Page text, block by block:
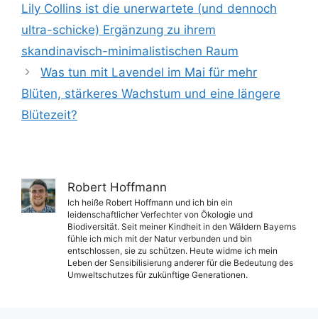
Lily Collins ist die unerwartete (und dennoch
ultra-schicke) Ergänzung zu ihrem
skandinavisch-minimalistischen Raum
Was tun mit Lavendel im Mai für mehr
Blüten, stärkeres Wachstum und eine längere
Blütezeit?
Robert Hoffmann
Ich heiße Robert Hoffmann und ich bin ein
leidenschaftlicher Verfechter von Ökologie und
Biodiversität. Seit meiner Kindheit in den Wäldern Bayerns
fühle ich mich mit der Natur verbunden und bin
entschlossen, sie zu schützen. Heute widme ich mein
Leben der Sensibilisierung anderer für die Bedeutung des
Umweltschutzes für zukünftige Generationen.